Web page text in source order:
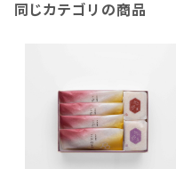
同じカテゴリの商品